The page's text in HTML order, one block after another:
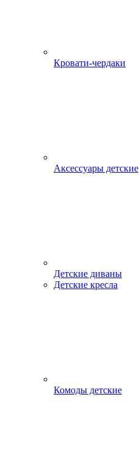
Кровати-чердаки
Аксессуары детские
Детские диваны
Детские кресла
Комоды детские